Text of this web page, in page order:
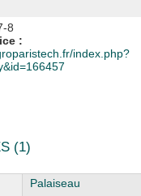
8
:
index.php?
(1)
Palaiseau